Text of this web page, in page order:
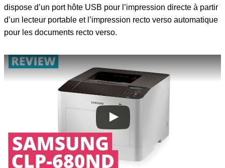
dispose d’un port hôte USB pour l’impression directe à partir
d’un lecteur portable et l’impression recto verso automatique
pour les documents recto verso.